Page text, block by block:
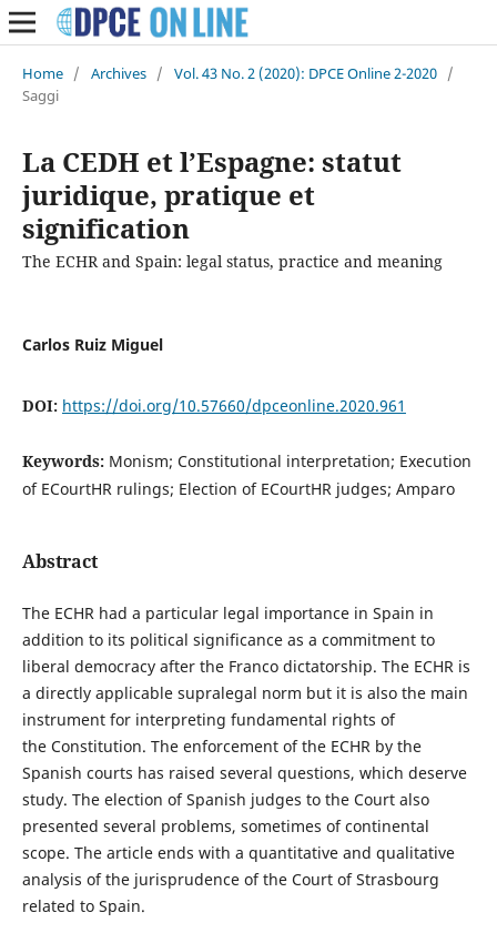
Home / Archives / Vol. 43 No. 2 (2020): DPCE Online 2-2020 /
Saggi
La CEDH et l’Espagne: statut
juridique, pratique et
signification
The ECHR and Spain: legal status, practice and meaning
Carlos Ruiz Miguel
DOI: https://doi.org/10.57660/dpceonline.2020.961
Keywords: Monism; Constitutional interpretation; Execution
of ECourtHR rulings; Election of ECourtHR judges; Amparo
Abstract
The ECHR had a particular legal importance in Spain in
addition to its political significance as a commitment to
liberal democracy after the Franco dictatorship. The ECHR is
a directly applicable supralegal norm but it is also the main
instrument for interpreting fundamental rights of
the Constitution. The enforcement of the ECHR by the
Spanish courts has raised several questions, which deserve
study. The election of Spanish judges to the Court also
presented several problems, sometimes of continental
scope. The article ends with a quantitative and qualitative
analysis of the jurisprudence of the Court of Strasbourg
related to Spain.